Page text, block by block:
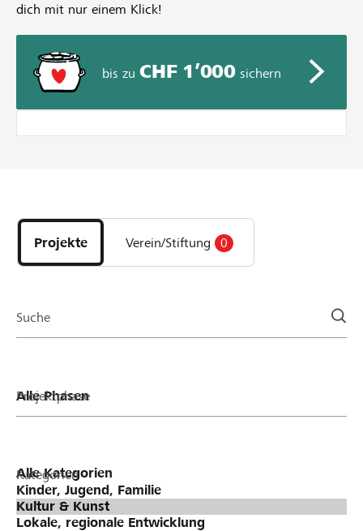
dich mit nur einem Klick!
bis zu CHF 1’000sichern
Projekte
und
Organisationen
Projekte Verein/Stiftung 0
Suche
Projektphase
Kategorien